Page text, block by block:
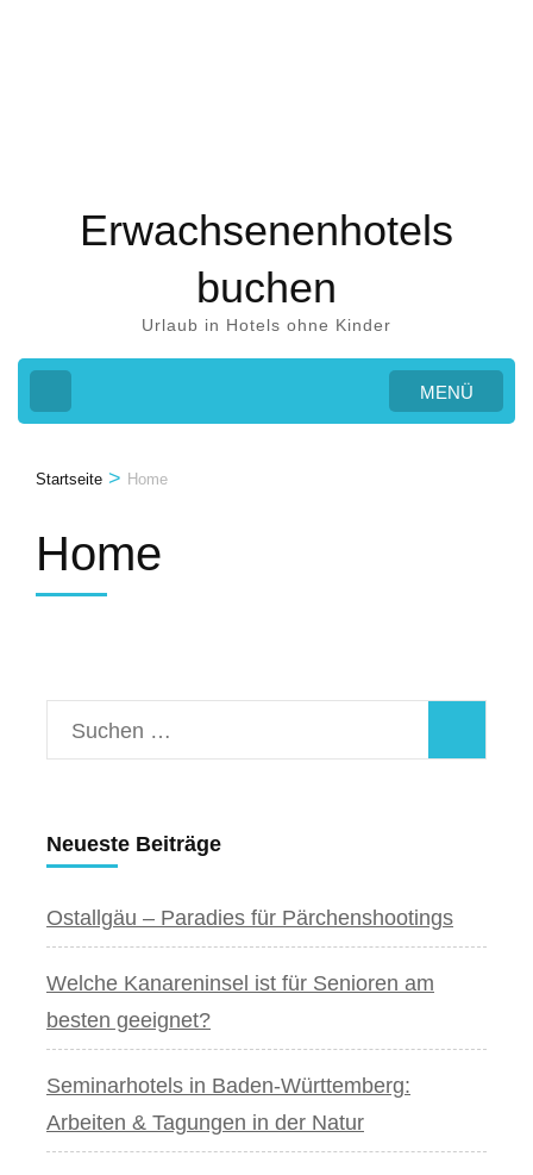
Erwachsenenhotels
buchen
Urlaub in Hotels ohne Kinder
MENÜ
Startseite > Home
Home
Suchen
nach:
Neueste Beiträge
Ostallgäu – Paradies für Pärchenshootings
Welche Kanareninsel ist für Senioren am
besten geeignet?
Seminarhotels in Baden-Württemberg:
Arbeiten & Tagungen in der Natur